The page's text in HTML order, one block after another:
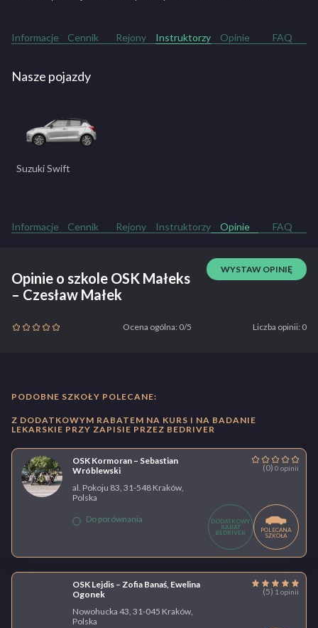
Informacje Cennik Rejony Instruktorzy Opinie FAQ
Nasze pojazdy
Suzuki Swift
Informacje Cennik Rejony Instruktorzy Opinie FAQ
Opinie o szkole OSK Małeks
– Czesław Małek
WYSTAW OPINIĘ
Ocena ogólna: 0/5 Liczba opinii: 0
PODOBNE SZKOŁY POLECANE:
Z DODATKOWYM RABATEM NA KURS I NA BADANIE
LEKARSKIE PRZY ZAPISIE PRZEZ BEDRIVER
OSK Kormoran – Sebastian
Wróblewski
(0) 0 opinii
al. Pokoju 83, 31-548 Kraków,
Polska
Do porównania
DODATKOWY
RABAT
BEDRIVER
POLECANA
SZKOŁA
OSK Lejdis – Zofia Banaś, Ewelina
Ogonek
(5) 1 opinii
Nowohucka 43, 31-045 Kraków,
Polska